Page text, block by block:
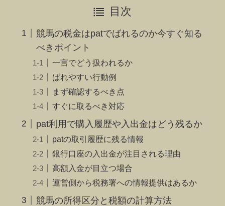
目次
競馬の税金はpatでばれるのか今すぐ知る
べきポイント
一言でどう扱われるか
ばれやすい行動例
まず確認するべき点
すぐに取るべき対応
pat利用で購入履歴や入出金はどう残るか
patの取引履歴に残る情報
銀行口座の入出金が注目される理由
高額入金が目立つ場合
運営側から税務署への情報提供はあるか
競馬の所得区分と税額の計算方法